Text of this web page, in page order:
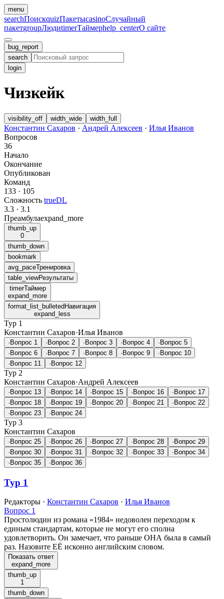
menu
searchПоискquizПакетыcasinoСлучайный
пакетgroupЛюдиtimerТаймерhelp_centerО сайте
bug_report
search
login
Чизкейк
visibility_off width_wide width_full
Константин Сахаров · Андрей Алексеев · Илья Иванов
Вопросов
36
Начало
Окончание
Опубликован
Команд
133 · 105
Сложность trueDL
3.3 · 3.1
Преамбулаexpand_more
thumb_up
0
thumb_down
bookmark
avg_paceТренировка
table_viewРезультаты
timerТаймер
expand_more
format_list_bulleted Навигация
expand_less
Тур 1
Константин Сахаров·Илья Иванов
· Вопрос 1 · Вопрос 2 · Вопрос 3 · Вопрос 4 · Вопрос 5
· Вопрос 6 · Вопрос 7 · Вопрос 8 · Вопрос 9 · Вопрос 10
· Вопрос 11 · Вопрос 12
Тур 2
Константин Сахаров·Андрей Алексеев
· Вопрос 13 · Вопрос 14 · Вопрос 15 · Вопрос 16 · Вопрос 17
· Вопрос 18 · Вопрос 19 · Вопрос 20 · Вопрос 21 · Вопрос 22
· Вопрос 23 · Вопрос 24
Тур 3
Константин Сахаров
· Вопрос 25 · Вопрос 26 · Вопрос 27 · Вопрос 28 · Вопрос 29
· Вопрос 30 · Вопрос 31 · Вопрос 32 · Вопрос 33 · Вопрос 34
· Вопрос 35 · Вопрос 36
Тур 1
Редакторы · Константин Сахаров · Илья Иванов
Вопрос 1
Простолюдин из романа «1984» недоволен переходом к
единым стандартам, которые не могут его сполна
удовлетворить. Он замечает, что раньше ОНА была в самый
раз. Назовите ЕЁ исконно английским словом.
Показать ответ
expand_more
thumb_up
1
thumb_down